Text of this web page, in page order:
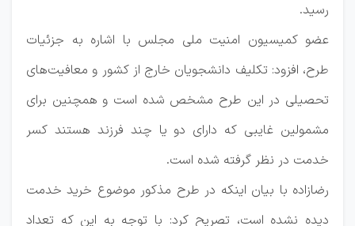
رسید.
عضو کمیسیون امنیت ملی مجلس با اشاره به جزئیات
طرح، افزود: تکلیف دانشجویان خارج از کشور و معافیت‌های
تحصیلی در این طرح مشخص شده است و همچنین برای
مشمولین غایبی که دارای دو یا چند فرزند هستند کسر
خدمت در نظر گرفته شده است.
رضازاده با بیان اینکه در طرح مذکور موضوع خرید خدمت
دیده نشده است، تصریح کرد: با توجه به این که تعداد